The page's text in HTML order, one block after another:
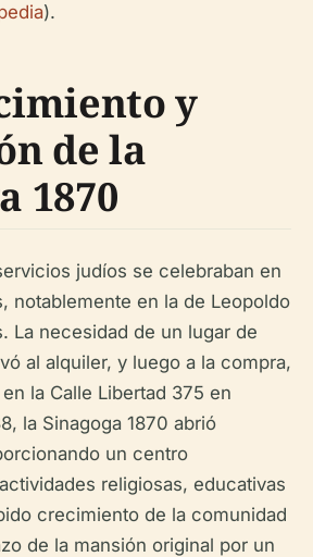
).
y
de la
1870
judíos se celebraban en
notablemente en la de Leopoldo
La necesidad de un lugar de
al alquiler, y luego a la compra,
la Calle Libertad 375 en
la Sinagoga 1870 abrió
un centro
religiosas, educativas
crecimiento de la comunidad
de la mansión original por un